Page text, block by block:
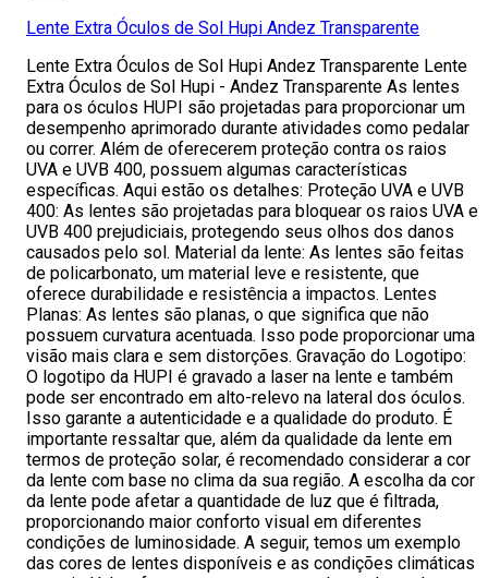
Lente Extra Óculos de Sol Hupi Andez Transparente
Lente Extra Óculos de Sol Hupi Andez Transparente Lente
Extra Óculos de Sol Hupi - Andez Transparente As lentes
para os óculos HUPI são projetadas para proporcionar um
desempenho aprimorado durante atividades como pedalar
ou correr. Além de oferecerem proteção contra os raios
UVA e UVB 400, possuem algumas características
específicas. Aqui estão os detalhes: Proteção UVA e UVB
400: As lentes são projetadas para bloquear os raios UVA e
UVB 400 prejudiciais, protegendo seus olhos dos danos
causados pelo sol. Material da lente: As lentes são feitas
de policarbonato, um material leve e resistente, que
oferece durabilidade e resistência a impactos. Lentes
Planas: As lentes são planas, o que significa que não
possuem curvatura acentuada. Isso pode proporcionar uma
visão mais clara e sem distorções. Gravação do Logotipo:
O logotipo da HUPI é gravado a laser na lente e também
pode ser encontrado em alto-relevo na lateral dos óculos.
Isso garante a autenticidade e a qualidade do produto. É
importante ressaltar que, além da qualidade da lente em
termos de proteção solar, é recomendado considerar a cor
da lente com base no clima da sua região. A escolha da cor
da lente pode afetar a quantidade de luz que é filtrada,
proporcionando maior conforto visual em diferentes
condições de luminosidade. A seguir, temos um exemplo
das cores de lentes disponíveis e as condições climáticas